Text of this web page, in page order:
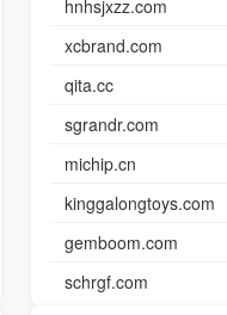
hnhsjxzz.com
xcbrand.com
qita.cc
sgrandr.com
michip.cn
kinggalongtoys.com
gemboom.com
schrgf.com